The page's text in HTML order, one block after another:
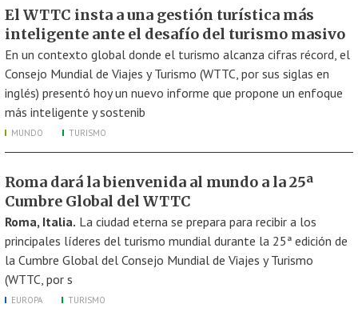
El WTTC insta a una gestión turística más
inteligente ante el desafío del turismo masivo
En un contexto global donde el turismo alcanza cifras récord, el
Consejo Mundial de Viajes y Turismo (WTTC, por sus siglas en
inglés) presentó hoy un nuevo informe que propone un enfoque
más inteligente y sostenib
MUNDO TURISMO
Roma dará la bienvenida al mundo a la 25ª
Cumbre Global del WTTC
Roma, Italia. La ciudad eterna se prepara para recibir a los
principales líderes del turismo mundial durante la 25ª edición de
la Cumbre Global del Consejo Mundial de Viajes y Turismo
(WTTC, por s
EUROPA TURISMO